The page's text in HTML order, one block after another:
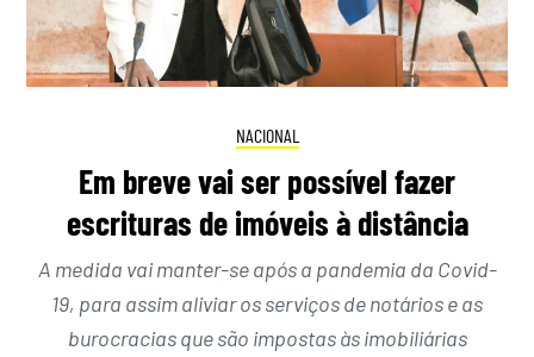
NACIONAL
Em breve vai ser possível fazer
escrituras de imóveis à distância
A medida vai manter-se após a pandemia da Covid-
19, para assim aliviar os serviços de notários e as
burocracias que são impostas às imobiliárias